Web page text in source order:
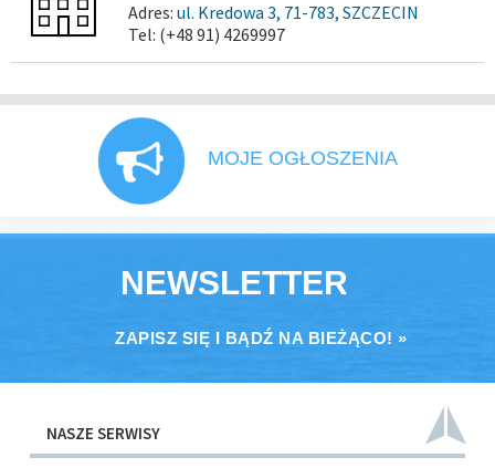
Adres: ul. Kredowa 3, 71-783, SZCZECIN
Tel: (+48 91) 4269997
MOJE OGŁOSZENIA
NEWSLETTER
ZAPISZ SIĘ I BĄDŹ NA BIEŻĄCO! »
NASZE SERWISY